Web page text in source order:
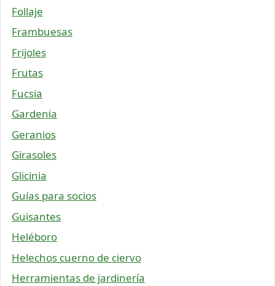
Follaje
Frambuesas
Frijoles
Frutas
Fucsia
Gardenia
Geranios
Girasoles
Glicinia
Guías para socios
Guisantes
Heléboro
Helechos cuerno de ciervo
Herramientas de jardinería